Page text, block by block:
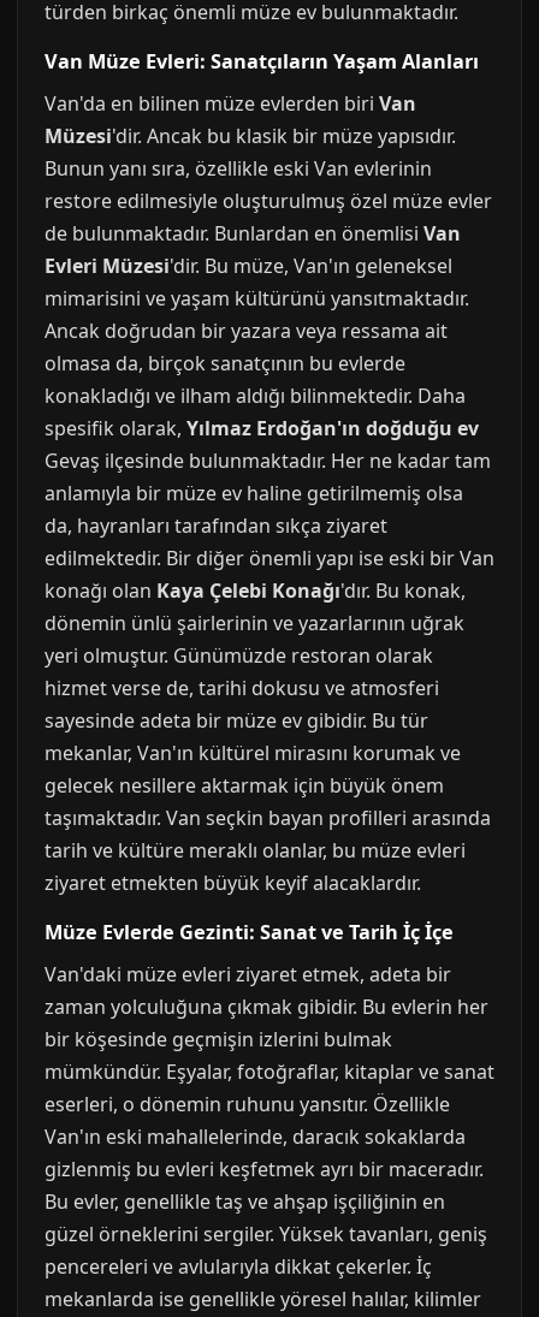
türden birkaç önemli müze ev bulunmaktadır.
Van Müze Evleri: Sanatçıların Yaşam Alanları
Van'da en bilinen müze evlerden biri Van
Müzesi'dir. Ancak bu klasik bir müze yapısıdır.
Bunun yanı sıra, özellikle eski Van evlerinin
restore edilmesiyle oluşturulmuş özel müze evler
de bulunmaktadır. Bunlardan en önemlisi Van
Evleri Müzesi'dir. Bu müze, Van'ın geleneksel
mimarisini ve yaşam kültürünü yansıtmaktadır.
Ancak doğrudan bir yazara veya ressama ait
olmasa da, birçok sanatçının bu evlerde
konakladığı ve ilham aldığı bilinmektedir. Daha
spesifik olarak, Yılmaz Erdoğan'ın doğduğu ev
Gevaş ilçesinde bulunmaktadır. Her ne kadar tam
anlamıyla bir müze ev haline getirilmemiş olsa
da, hayranları tarafından sıkça ziyaret
edilmektedir. Bir diğer önemli yapı ise eski bir Van
konağı olan Kaya Çelebi Konağı'dır. Bu konak,
dönemin ünlü şairlerinin ve yazarlarının uğrak
yeri olmuştur. Günümüzde restoran olarak
hizmet verse de, tarihi dokusu ve atmosferi
sayesinde adeta bir müze ev gibidir. Bu tür
mekanlar, Van'ın kültürel mirasını korumak ve
gelecek nesillere aktarmak için büyük önem
taşımaktadır. Van seçkin bayan profilleri arasında
tarih ve kültüre meraklı olanlar, bu müze evleri
ziyaret etmekten büyük keyif alacaklardır.
Müze Evlerde Gezinti: Sanat ve Tarih İç İçe
Van'daki müze evleri ziyaret etmek, adeta bir
zaman yolculuğuna çıkmak gibidir. Bu evlerin her
bir köşesinde geçmişin izlerini bulmak
mümkündür. Eşyalar, fotoğraflar, kitaplar ve sanat
eserleri, o dönemin ruhunu yansıtır. Özellikle
Van'ın eski mahallelerinde, daracık sokaklarda
gizlenmiş bu evleri keşfetmek ayrı bir maceradır.
Bu evler, genellikle taş ve ahşap işçiliğinin en
güzel örneklerini sergiler. Yüksek tavanları, geniş
pencereleri ve avlularıyla dikkat çekerler. İç
mekanlarda ise genellikle yöresel halılar, kilimler